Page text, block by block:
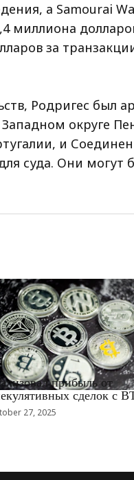
а Samourai
миллиона
за
Родригес был
округе
и
суда. Они могут
прибыль от
сделок с
27, 2025